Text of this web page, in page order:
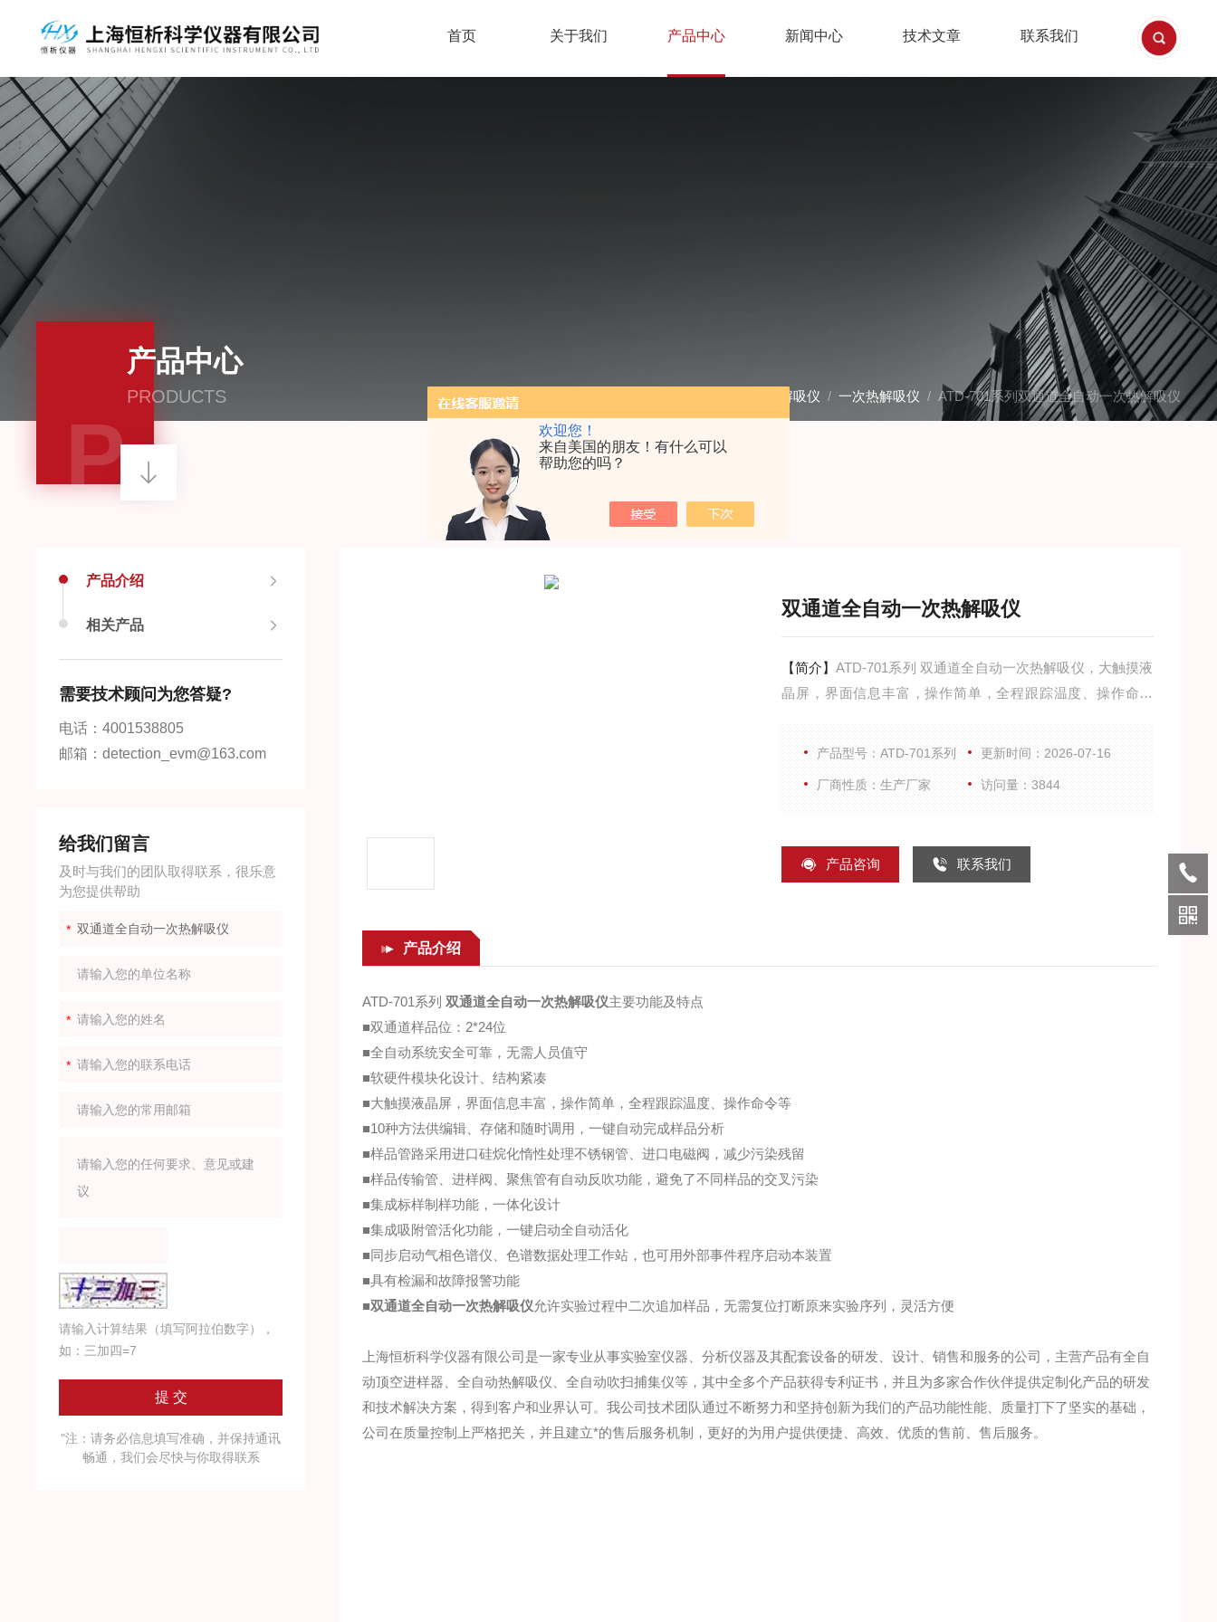
欢迎您！
来自美国的朋友！有什么可以
帮助您的吗？
首页 关于我们 产品中心 新闻中心 技术文章 联系我们
产品中心
PRODUCTS
P
热解吸仪 / 一次热解吸仪 / ATD-701系列双通道全自动一次热解吸仪
双通道全自动一次热解吸仪
【简介】ATD-701系列 双通道全自动一次热解吸仪，大触摸液
晶屏，界面信息丰富，操作简单，全程跟踪温度、操作命令
产品型号：ATD-701系列 更新时间：2026-07-16
厂商性质：生产厂家 访问量：3844
产品咨询 联系我们
产品介绍
ATD-701系列双通道全自动一次热解吸仪主要功能及特点
■双通道样品位：2*24位
■全自动系统安全可靠，无需人员值守
■软硬件模块化设计、结构紧凑
■大触摸液晶屏，界面信息丰富，操作简单，全程跟踪温度、操作命令等
■10种方法供编辑、存储和随时调用，一键自动完成样品分析
■样品管路采用进口硅烷化惰性处理不锈钢管、进口电磁阀，减少污染残留
■样品传输管、进样阀、聚焦管有自动反吹功能，避免了不同样品的交叉污染
■集成标样制样功能，一体化设计
■集成吸附管活化功能，一键启动全自动活化
■同步启动气相色谱仪、色谱数据处理工作站，也可用外部事件程序启动本装置
■具有检漏和故障报警功能
■双通道全自动一次热解吸仪允许实验过程中二次追加样品，无需复位打断原来实验序列，灵活方便
上海恒析科学仪器有限公司是一家专业从事实验室仪器、分析仪器及其配套设备的研发、设计、销售和服务的公司，主营产品有全自
动顶空进样器、全自动热解吸仪、全自动吹扫捕集仪等，其中全多个产品获得专利证书，并且为多家合作伙伴提供定制化产品的研发
和技术解决方案，得到客户和业界认可。我公司技术团队通过不断努力和坚持创新为我们的产品功能性能、质量打下了坚实的基础，
公司在质量控制上严格把关，并且建立*的售后服务机制，更好的为用户提供便捷、高效、优质的售前、售后服务。
产品介绍
相关产品
需要技术顾问为您答疑?
电话：4001538805
邮箱：detection_evm@163.com
给我们留言
及时与我们的团队取得联系，很乐意
为您提供帮助
请输入计算结果（填写阿拉伯数字），
如：三加四=7
"注：请务必信息填写准确，并保持通讯
畅通，我们会尽快与你取得联系